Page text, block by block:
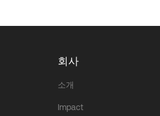
회사
소개
Impact